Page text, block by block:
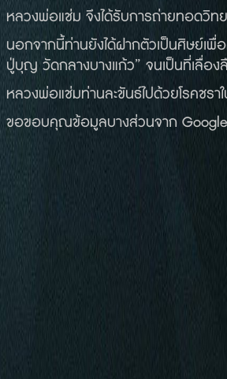
หลวงพ่อแช่ม จึงได้รับการถ่ายทอดวิท
นอกจากนี้ท่านยังได้ฝากตัวเป็นศิษย์เ
ปู่บุญ วัดกลางบางแก้ว” จนเป็นที่เลื่
หลวงพ่อแช่มท่านละขันธ์ไปด้วยโรคชร
ขอขอบคุณข้อมูลบางส่วนจาก